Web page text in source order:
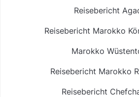
Reisebericht
Reisebericht Marokko
Marokko
Reisebericht Marokko
Reisebericht